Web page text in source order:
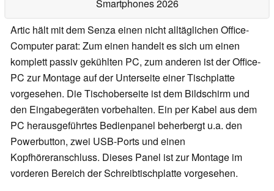
Smartphones 2026
Artic hält mit dem Senza einen nicht alltäglichen Office-
Computer parat: Zum einen handelt es sich um einen
komplett passiv gekühlten PC, zum anderen ist der Office-
PC zur Montage auf der Unterseite einer Tischplatte
vorgesehen. Die Tischoberseite ist dem Bildschirm und
den Eingabegeräten vorbehalten. Ein per Kabel aus dem
PC herausgeführtes Bedienpanel beherbergt u.a. den
Powerbutton, zwei USB-Ports und einen
Kopfhöreranschluss. Dieses Panel ist zur Montage im
vorderen Bereich der Schreibtischplatte vorgesehen.